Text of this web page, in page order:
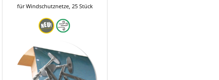
für Windschutznetze, 25 Stück